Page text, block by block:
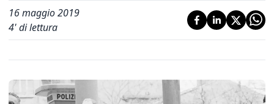
16 maggio 2019
4' di lettura